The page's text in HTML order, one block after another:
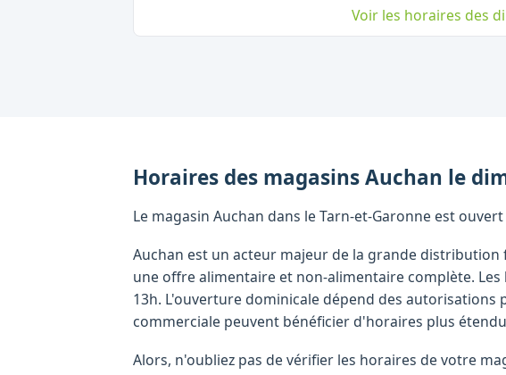
Voir les horaires des
Horaires des magasinsAuchan le
Le magasin Auchan dans le Tarn-et-Garonne est
Auchan est un acteur majeur de la grande
une offre alimentaire et non-alimentaire complète.
13h. L'ouverture dominicale dépend des autorisations
commerciale peuvent bénéficier d'horaires plus
Alors, n'oubliez pas de vérifier les horaires de votre